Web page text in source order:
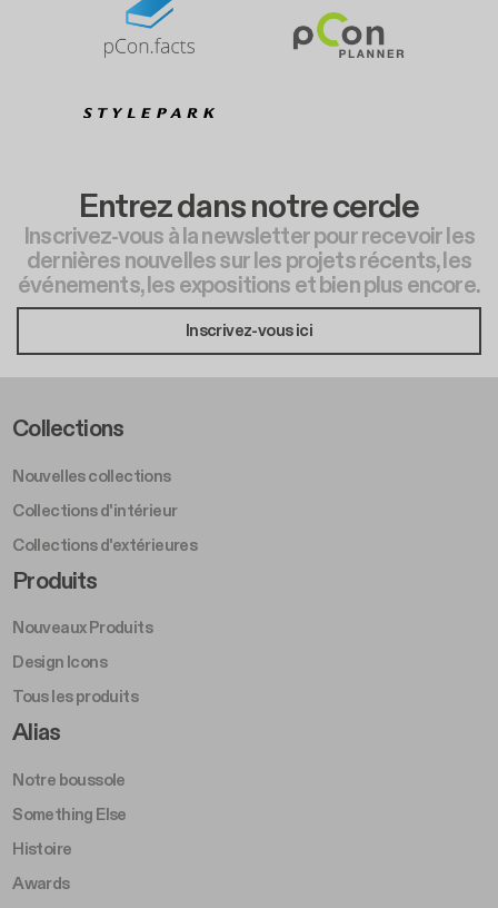
Entrez dans notre cercle
Inscrivez-vous à la newsletter pour recevoir les
dernières nouvelles sur les projets récents, les
événements, les expositions et bien plus encore.
Inscrivez-vous ici
Footer Left Middle A
Collections
Nouvelles collections
Collections d'intérieur
Collections d'extérieures
Footer Right Middle A
Produits
Nouveaux Produits
Design Icons
Tous les produits
Footer Right A
Alias
Notre boussole
Something Else
Histoire
Awards